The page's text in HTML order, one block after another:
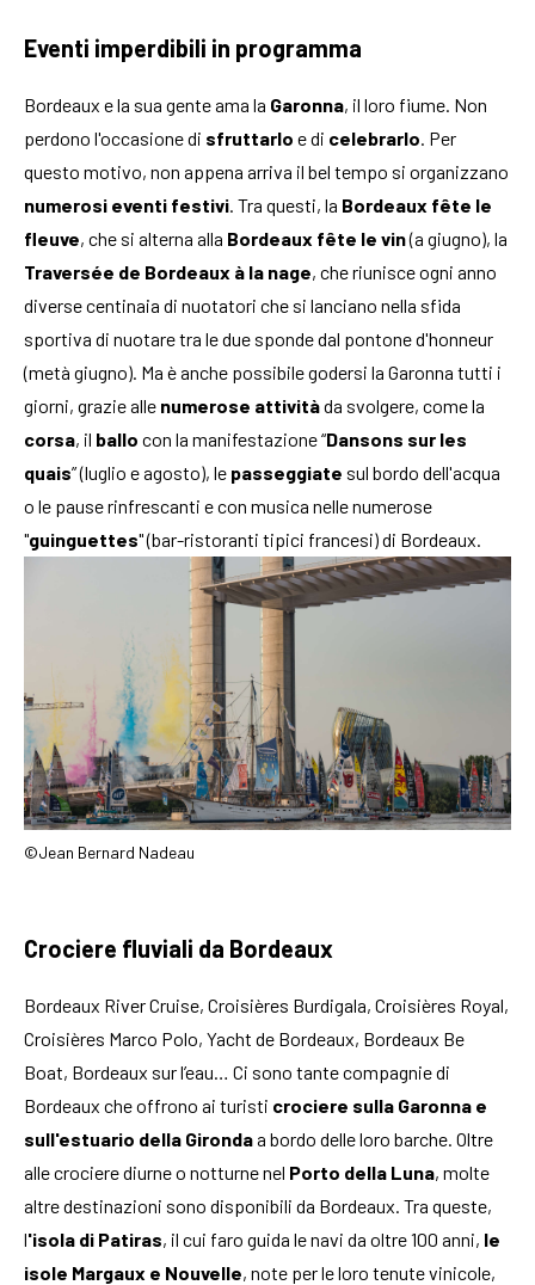
Eventi imperdibili in programma
Bordeaux e la sua gente ama la Garonna, il loro fiume. Non
perdono l'occasione di sfruttarlo e di celebrarlo . Per
questo motivo, non appena arriva il bel tempo si organizzano
numerosi eventi festivi . Tra questi, la Bordeaux fête le
fleuve, che si alterna alla Bordeaux fête le vin(a giugno), la
Traversée de Bordeaux à la nage, che riunisce ogni anno
diverse centinaia di nuotatori che si lanciano nella sfida
sportiva di nuotare tra le due sponde dal pontone d'honneur
(metà giugno). Ma è anche possibile godersi la Garonna tutti i
giorni, grazie alle numerose attivitàda svolgere, come la
corsa, il ballo con la manifestazione “Dansons sur les
quais” (luglio e agosto), le passeggiate sul bordo dell'acqua
o le pause rinfrescanti e con musica nelle numerose
"guinguettes" (bar-ristoranti tipici francesi) di Bordeaux.
©Jean Bernard Nadeau
Crociere fluviali da Bordeaux
Bordeaux River Cruise, Croisières Burdigala, Croisières Royal,
Croisières Marco Polo, Yacht de Bordeaux, Bordeaux Be
Boat, Bordeaux sur l’eau… Ci sono tante compagnie di
Bordeaux che offrono ai turisti crociere sulla Garonna e
sull'estuario della Girondaa bordo delle loro barche. Oltre
alle crociere diurne o notturne nel Porto della Luna, molte
altre destinazioni sono disponibili da Bordeaux. Tra queste,
l'isola di Patiras, il cui faro guida le navi da oltre 100 anni, le
isole Margaux e Nouvelle, note per le loro tenute vinicole,